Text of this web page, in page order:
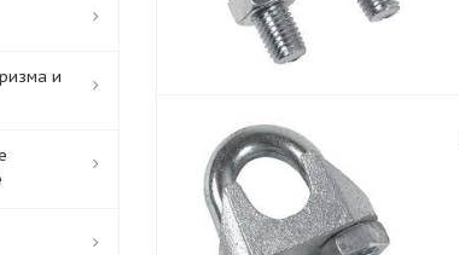
и